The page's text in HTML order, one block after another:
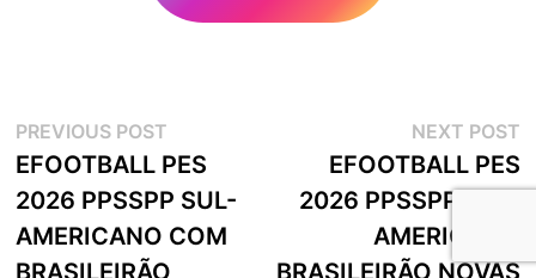
Navegação
de
artigos
PREVIOUS POSTPrevious
post:
EFOOTBALL PES
2026 PPSSPP SUL-
AMERICANO COM
NEXT POST
EFOOTBALL PES
2026 PPSSPP SUL-
AMERICANO